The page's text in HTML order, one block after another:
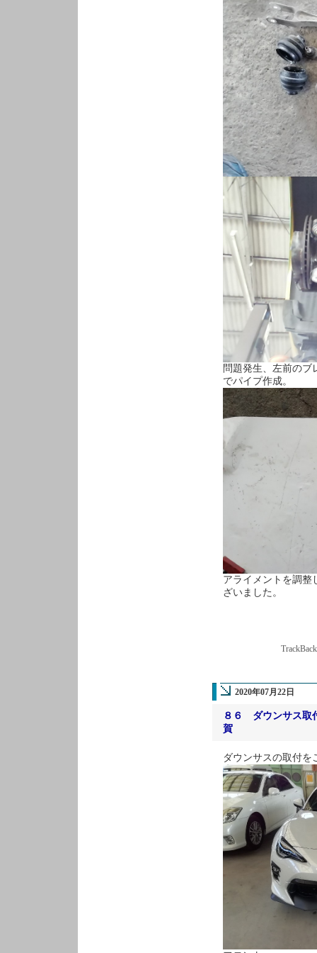
問題発生、左前のブ
でパイプ作成。
アライメントを調整
ざいました。
2020年07月22日
８６ ダウンサス
賀
ダウンサスの取付を